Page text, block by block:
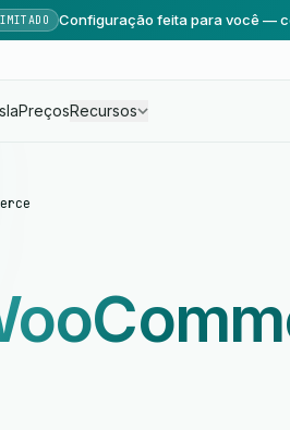
Configuração feita para você —
IaPreçosRecursos